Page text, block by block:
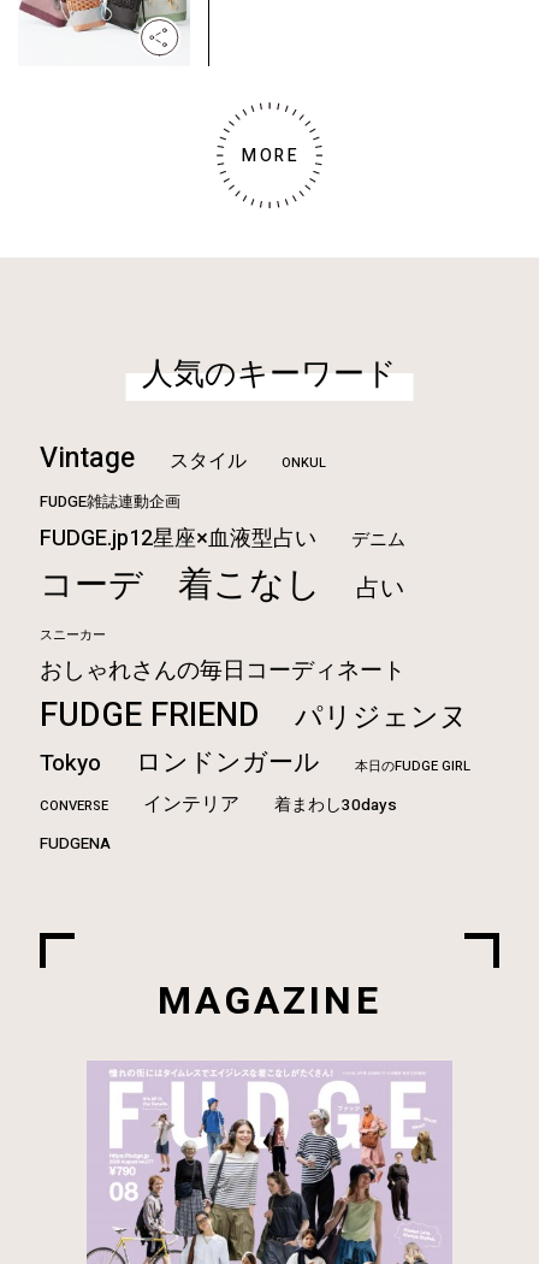
MORE
人気のキーワード
Vintage スタイル ONKUL
FUDGE雑誌連動企画
FUDGE.jp12星座×血液型占い デニム
コーデ 着こなし 占い
スニーカー
おしゃれさんの毎日コーディネート
FUDGE FRIEND パリジェンヌ
Tokyo ロンドンガール
本日のFUDGE GIRL
CONVERSE
インテリア
着まわし30days
FUDGENA
MAGAZINE